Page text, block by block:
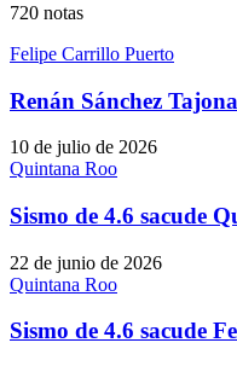
720 notas
Felipe Carrillo Puerto
Renán Sánchez
10 de julio de 2026
Quintana Roo
Sismo de 4.6 sacude
22 de junio de 2026
Quintana Roo
Sismo de 4.6 sacude